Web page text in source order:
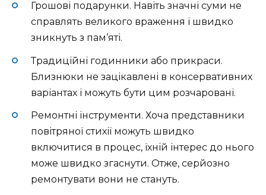
Грошові подарунки. Навіть значні суми не
справлять великого враження і швидко
зникнуть з пам’яті.
Традиційні годинники або прикраси.
Близнюки не зацікавлені в консервативних
варіантах і можуть бути цим розчаровані.
Ремонтні інструменти. Хоча представники
повітряної стихії можуть швидко
включитися в процес, їхній інтерес до нього
може швидко згаснути. Отже, серйозно
ремонтувати вони не стануть.